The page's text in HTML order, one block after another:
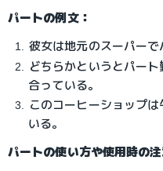
パートの例文：
彼女は地元のスーパーで
どちらかというとパー
合っている。
このコーヒーショップ
いる。
パートの使い方や使用時の